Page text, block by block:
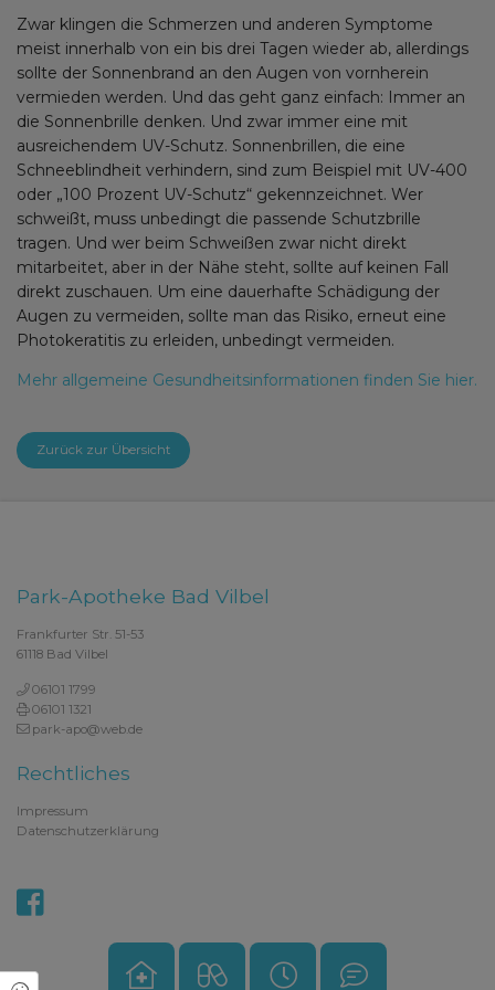
Zurück zur Übersicht
Zwar klingen die Schmerzen und anderen Symptome
meist innerhalb von ein bis drei Tagen wieder ab, allerdings
sollte der Sonnenbrand an den Augen von vornherein
vermieden werden. Und das geht ganz einfach: Immer an
die Sonnenbrille denken. Und zwar immer eine mit
ausreichendem UV-Schutz. Sonnenbrillen, die eine
Schneeblindheit verhindern, sind zum Beispiel mit UV-400
oder „100 Prozent UV-Schutz“ gekennzeichnet. Wer
schweißt, muss unbedingt die passende Schutzbrille
tragen. Und wer beim Schweißen zwar nicht direkt
mitarbeitet, aber in der Nähe steht, sollte auf keinen Fall
direkt zuschauen. Um eine dauerhafte Schädigung der
Augen zu vermeiden, sollte man das Risiko, erneut eine
Photokeratitis zu erleiden, unbedingt vermeiden.
Mehr allgemeine Gesundheitsinformationen finden Sie hier.
Park-Apotheke Bad Vilbel
Frankfurter Str. 51-53
61118 Bad Vilbel
06101 1799
06101 1321
park-apo@web.de
Rechtliches
Impressum
Datenschutzerklärung